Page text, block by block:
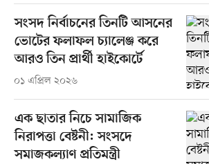
সংসদ নির্বাচনের তিনটি আসনের
ভোটের ফলাফল চ্যালেঞ্জ করে
আরও তিন প্রার্থী হাইকোর্টে
০১ এপ্রিল ২০২৬
এক ছাতার নিচে সামাজিক
নিরাপত্তা বেষ্টনী: সংসদে
সমাজকল্যাণ প্রতিমন্ত্রী